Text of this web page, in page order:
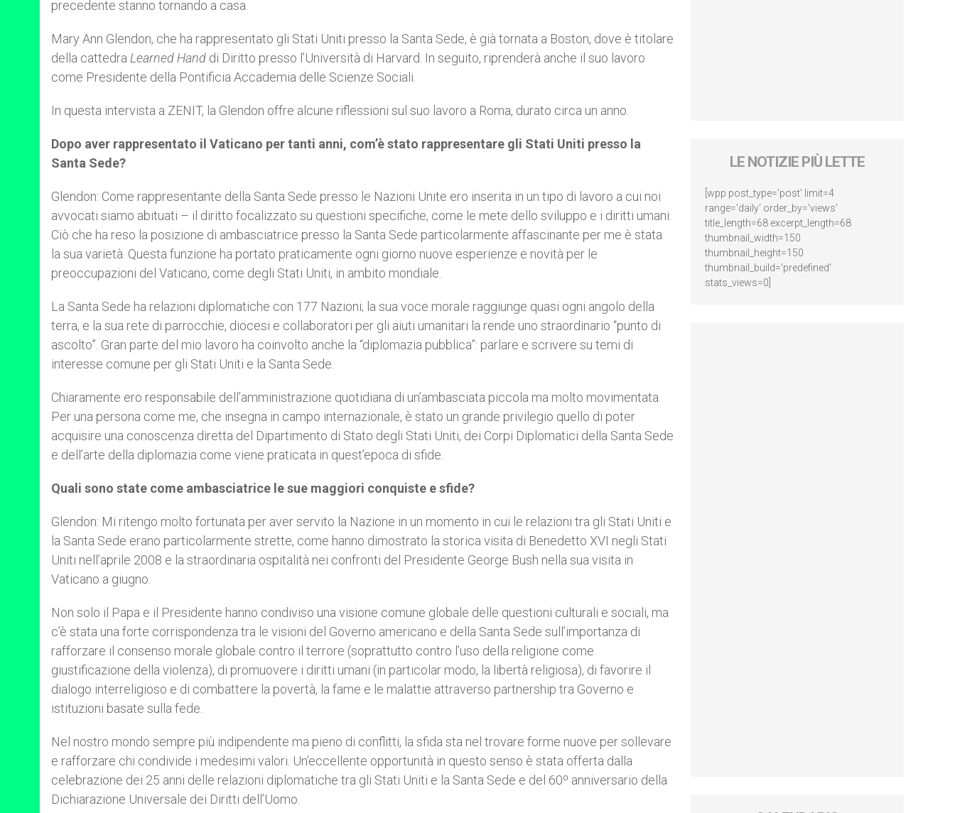
precedente stanno tornando a casa.
Mary Ann Glendon, che ha rappresentato gli Stati Uniti presso la Santa Sede, è già tornata a Boston, dove è titolare
della cattedra Learned Hand di Diritto presso l’Università di Harvard. In seguito, riprenderà anche il suo lavoro
come Presidente della Pontificia Accademia delle Scienze Sociali.
In questa intervista a ZENIT, la Glendon offre alcune riflessioni sul suo lavoro a Roma, durato circa un anno.
Dopo aver rappresentato il Vaticano per tanti anni, com’è stato rappresentare gli Stati Uniti presso la
Santa Sede?
Glendon: Come rappresentante della Santa Sede presso le Nazioni Unite ero inserita in un tipo di lavoro a cui noi
avvocati siamo abituati – il diritto focalizzato su questioni specifiche, come le mete dello sviluppo e i diritti umani.
Ciò che ha reso la posizione di ambasciatrice presso la Santa Sede particolarmente affascinante per me è stata
la sua varietà. Questa funzione ha portato praticamente ogni giorno nuove esperienze e novità per le
preoccupazioni del Vaticano, come degli Stati Uniti, in ambito mondiale.
La Santa Sede ha relazioni diplomatiche con 177 Nazioni; la sua voce morale raggiunge quasi ogni angolo della
terra, e la sua rete di parrocchie, diocesi e collaboratori per gli aiuti umanitari la rende uno straordinario “punto di
ascolto”. Gran parte del mio lavoro ha coinvolto anche la “diplomazia pubblica”: parlare e scrivere su temi di
interesse comune per gli Stati Uniti e la Santa Sede.
Chiaramente ero responsabile dell’amministrazione quotidiana di un’ambasciata piccola ma molto movimentata.
Per una persona come me, che insegna in campo internazionale, è stato un grande privilegio quello di poter
acquisire una conoscenza diretta del Dipartimento di Stato degli Stati Uniti, dei Corpi Diplomatici della Santa Sede
e dell’arte della diplomazia come viene praticata in quest’epoca di sfide.
Quali sono state come ambasciatrice le sue maggiori conquiste e sfide?
Glendon: Mi ritengo molto fortunata per aver servito la Nazione in un momento in cui le relazioni tra gli Stati Uniti e
la Santa Sede erano particolarmente strette, come hanno dimostrato la storica visita di Benedetto XVI negli Stati
Uniti nell’aprile 2008 e la straordinaria ospitalità nei confronti del Presidente George Bush nella sua visita in
Vaticano a giugno.
Non solo il Papa e il Presidente hanno condiviso una visione comune globale delle questioni culturali e sociali, ma
c’è stata una forte corrispondenza tra le visioni del Governo americano e della Santa Sede sull’importanza di
rafforzare il consenso morale globale contro il terrore (soprattutto contro l’uso della religione come
giustificazione della violenza), di promuovere i diritti umani (in particolar modo, la libertà religiosa), di favorire il
dialogo interreligioso e di combattere la povertà, la fame e le malattie attraverso partnership tra Governo e
istituzioni basate sulla fede.
Nel nostro mondo sempre più indipendente ma pieno di conflitti, la sfida sta nel trovare forme nuove per sollevare
e rafforzare chi condivide i medesimi valori. Un’eccellente opportunità in questo senso è stata offerta dalla
celebrazione dei 25 anni delle relazioni diplomatiche tra gli Stati Uniti e la Santa Sede e del 60º anniversario della
Dichiarazione Universale dei Diritti dell’Uomo.
LE NOTIZIE PIÙ LETTE
[wpp post_type='post' limit=4
range='daily' order_by='views'
title_length=68 excerpt_length=68
thumbnail_width=150
thumbnail_height=150
thumbnail_build='predefined'
stats_views=0]